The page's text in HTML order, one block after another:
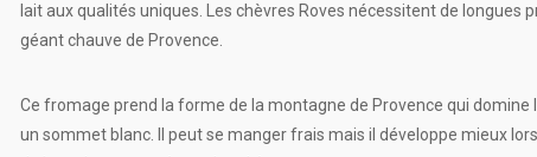
lait aux qualités uniques. Les chèvres Roves nécessitent de longues
géant chauve de Provence.
Ce fromage prend la forme de la montagne de Provence qui domine
un sommet blanc. Il peut se manger frais mais il développe mieux